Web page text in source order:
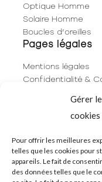
Gérer
cookies
Pour offrir les meilleures
telles que les cookies pour
appareils. Le fait de
des données telles que le
Optique Homme
Solaire Homme
Boucles d’oreilles
Pages légales
Mentions légales
Confidentialité &
Politique de
06 29 53 66 63
01 83 96 73 68
250 Rue de Rivoli
75001 Paris